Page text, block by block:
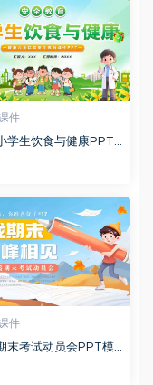
件
学生饮食与健康PPT
件
末考试动员会PPT模